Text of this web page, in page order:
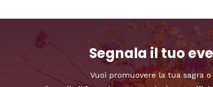
Segnala il tuo
Vuoi promuovere la tua sagra o